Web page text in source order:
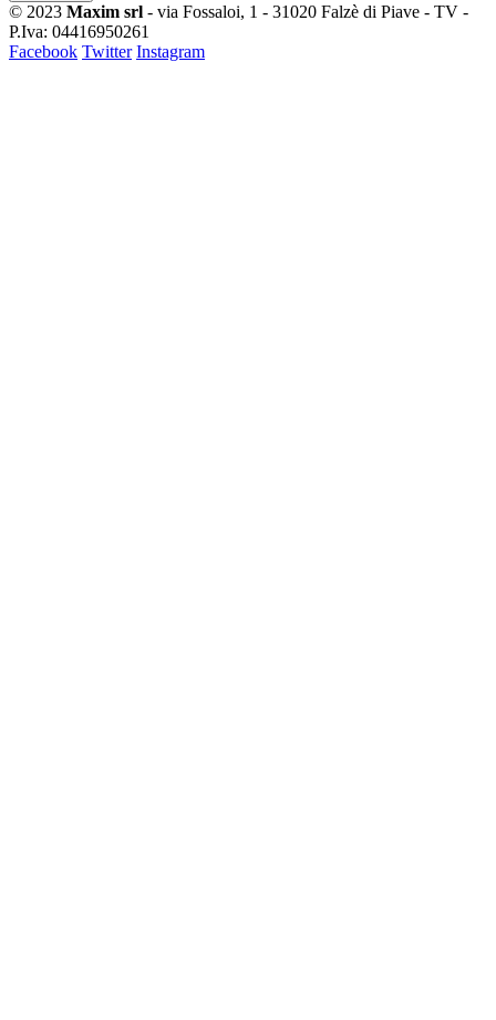
© 2023 Maxim srl - via Fossaloi, 1 - 31020 Falzè di Piave - TV -
P.Iva: 04416950261
Facebook Twitter Instagram